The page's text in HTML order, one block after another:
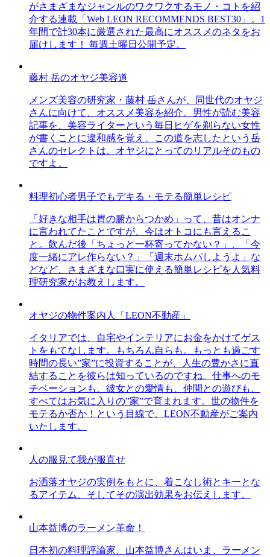
がさまざまなジャンルのワクワクするモノ・コトを紹
介する連載「Web LEON RECOMMENDS BEST30」。1
年間で計30本に厳選された最高にオススメのネタをお
届けします！ 毎週土曜日公開予定。
藤村 岳のオヤジ美容道
メンズ美容の研究家・藤村 岳さんが、同世代のオヤジ
さんに向けて、オススメ美容を紹介。男性が読む美容
記事を、美容ライターという毎日ヒゲを剃らない女性
が書くことに違和感を覚え、この道を志したという岳
さんのセレクトは、オヤジにとってのリアルそのもの
ですよ。
料理初心者男子でもデキる・モテる簡単レシピ
「好きな相手は胃の腑からつかめ」って、昔はオンナ
に言われてたことですが、今はオトコにも言えるこ
と。飲んだ後「ちょっと一杯寄ってかない？」、「今
度一緒にアレ作らない？」「週末ホムパしようよ」な
どなど、さまざまな口実に使える簡単レシピを人気料
理研究家がお教えします。
オヤジの物件案内人「LEON不動産」
イタリアでは、自宅やインテリアにお金をかけてゲス
トをもてなします。もちろん自らも。もっとも過ごす
時間の長い”家”に投資することが、人生の豊かさに直
結することを彼らは知っているのですね。仕事へのモ
チベーションも、彼女との愛情も、仲間との遊びも、
すべてはお気に入りの”家”で育まれます。世の物件を
モテるか否か！という目線で、LEON不動産がご案内
いたします。
人の服見て我が服直せ
お洒落オヤジの実例をもとに、着こなし術とキーとな
るアイテム、そしてその演出効果をお伝えします。
山本益博のラーメン革命！
日本初の料理評論家、山本益博さんはいま、ラーメン